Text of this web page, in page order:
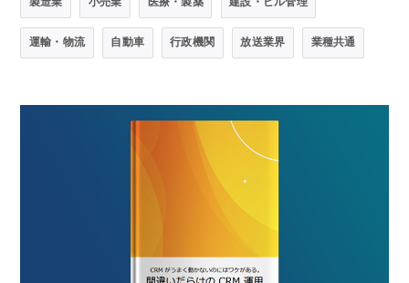
運輸・物流 自動車 行政機関 放送業界 業種共通